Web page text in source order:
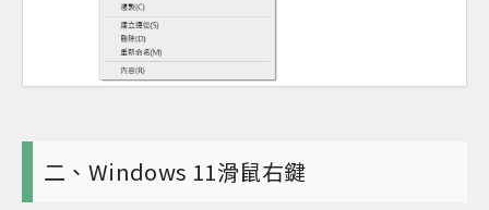
二、Windows 11滑鼠右鍵